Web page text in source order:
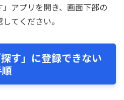
アプリを開き、画面下部の
てください。
す」に登録できない